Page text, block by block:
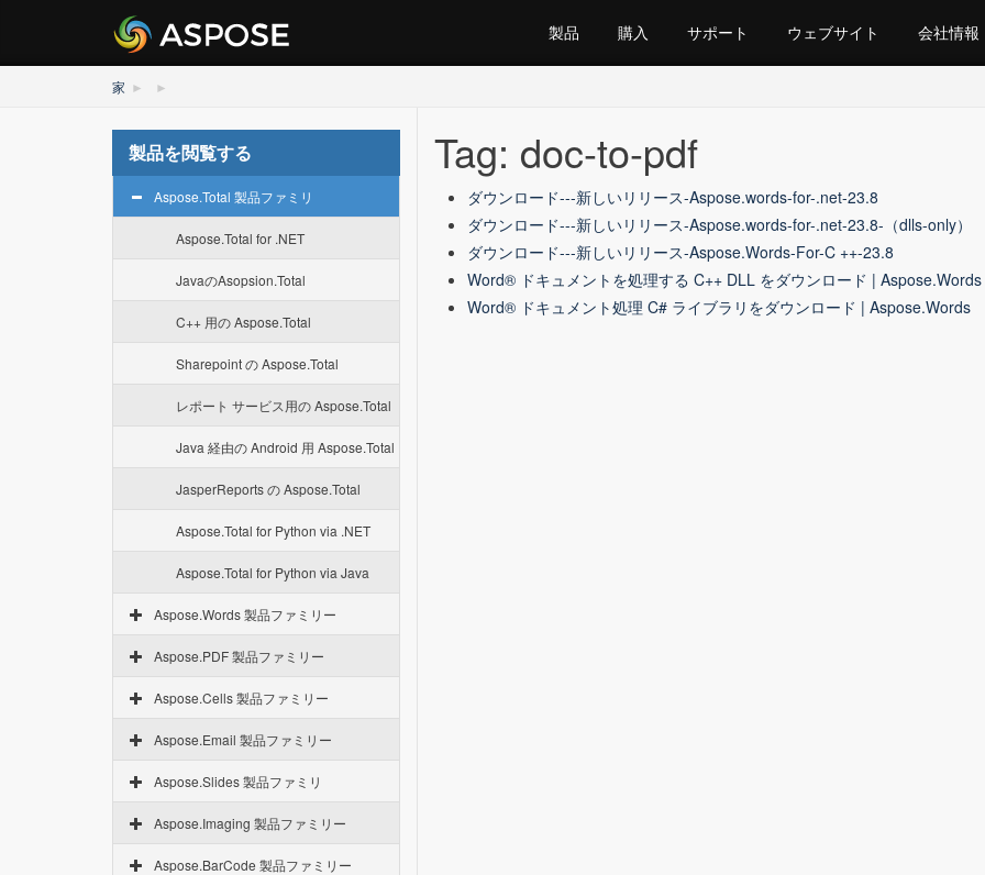
製品 購入 サポート ウェブサイト 会社情報
家
製品を閲覧する
Aspose.Total 製品ファミリ
Aspose.Total for .NET
JavaのAsopsion.Total
C++ 用の Aspose.Total
Sharepoint の Aspose.Total
レポート サービス用の Aspose.Total
Java 経由の Android 用 Aspose.Total
JasperReports の Aspose.Total
Aspose.Total for Python via .NET
Aspose.Total for Python via Java
Aspose.Words 製品ファミリー
Aspose.PDF 製品ファミリー
Aspose.Cells 製品ファミリー
Aspose.Email 製品ファミリー
Aspose.Slides 製品ファミリ
Aspose.Imaging 製品ファミリー
Aspose.BarCode 製品ファミリー
Tag: doc-to-pdf
ダウンロード---新しいリリース-Aspose.words-for-.net-23.8
ダウンロード---新しいリリース-Aspose.words-for-.net-23.8-（dlls-only）
ダウンロード---新しいリリース-Aspose.Words-For-C ++-23.8
Word® ドキュメントを処理する C++ DLL をダウンロード | Aspose.Words
Word® ドキュメント処理 C# ライブラリをダウンロード | Aspose.Words